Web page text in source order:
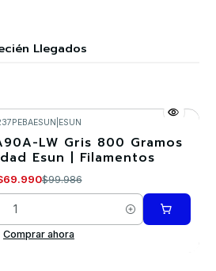
Llegados
ESUN
LW Gris 800 Gramos
Esun | Filamentos
$99.986
Comprar ahora